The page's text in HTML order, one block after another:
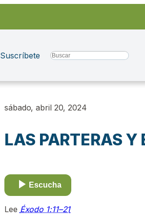
Suscríbete Search
sábado, abril 20, 2024
LAS PARTERAS Y
Escucha
Lee Éxodo 1:11–21